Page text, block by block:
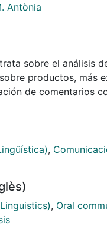
Antònia
sobre el análisis
productos, más
de comentarios
del uso de
en el género
este enfoque,
que
que cada tipo de
polaridad de los
dos partes. En la
,
, Oral